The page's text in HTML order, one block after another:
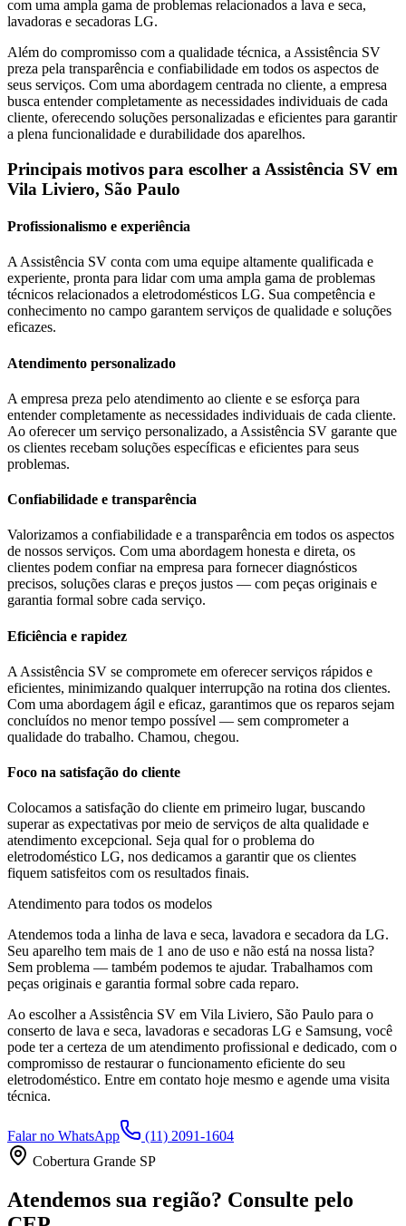
com uma ampla gama de problemas relacionados a lava e seca,
lavadoras e secadoras LG.
Além do compromisso com a qualidade técnica, a Assistência SV
preza pela transparência e confiabilidade em todos os aspectos de
seus serviços. Com uma abordagem centrada no cliente, a empresa
busca entender completamente as necessidades individuais de cada
cliente, oferecendo soluções personalizadas e eficientes para garantir
a plena funcionalidade e durabilidade dos aparelhos.
Principais motivos para escolher a Assistência SV em
Vila Liviero, São Paulo
Profissionalismo e experiência
A Assistência SV conta com uma equipe altamente qualificada e
experiente, pronta para lidar com uma ampla gama de problemas
técnicos relacionados a eletrodomésticos LG. Sua competência e
conhecimento no campo garantem serviços de qualidade e soluções
eficazes.
Atendimento personalizado
A empresa preza pelo atendimento ao cliente e se esforça para
entender completamente as necessidades individuais de cada cliente.
Ao oferecer um serviço personalizado, a Assistência SV garante que
os clientes recebam soluções específicas e eficientes para seus
problemas.
Confiabilidade e transparência
Valorizamos a confiabilidade e a transparência em todos os aspectos
de nossos serviços. Com uma abordagem honesta e direta, os
clientes podem confiar na empresa para fornecer diagnósticos
precisos, soluções claras e preços justos — com peças originais e
garantia formal sobre cada serviço.
Eficiência e rapidez
A Assistência SV se compromete em oferecer serviços rápidos e
eficientes, minimizando qualquer interrupção na rotina dos clientes.
Com uma abordagem ágil e eficaz, garantimos que os reparos sejam
concluídos no menor tempo possível — sem comprometer a
qualidade do trabalho. Chamou, chegou.
Foco na satisfação do cliente
Colocamos a satisfação do cliente em primeiro lugar, buscando
superar as expectativas por meio de serviços de alta qualidade e
atendimento excepcional. Seja qual for o problema do
eletrodoméstico LG, nos dedicamos a garantir que os clientes
fiquem satisfeitos com os resultados finais.
Atendimento para todos os modelos
Atendemos toda a linha de lava e seca, lavadora e secadora da LG.
Seu aparelho tem mais de 1 ano de uso e não está na nossa lista?
Sem problema — também podemos te ajudar. Trabalhamos com
peças originais e garantia formal sobre cada reparo.
Ao escolher a Assistência SV em Vila Liviero, São Paulo para o
conserto de lava e seca, lavadoras e secadoras LG e Samsung, você
pode ter a certeza de um atendimento profissional e dedicado, com o
compromisso de restaurar o funcionamento eficiente do seu
eletrodoméstico. Entre em contato hoje mesmo e agende uma visita
técnica.
Falar no WhatsApp
(11) 2091-1604
Cobertura Grande SP
Atendemos sua região? Consulte pelo